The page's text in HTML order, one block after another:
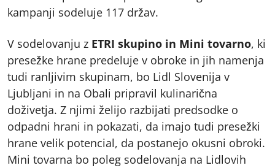
kampanji sodeluje 117 držav.
V sodelovanju z ETRI skupino in Mini tovarno, ki
presežke hrane predeluje v obroke in jih namenja
tudi ranljivim skupinam, bo Lidl Slovenija v
Ljubljani in na Obali pripravil kulinarična
doživetja. Z njimi želijo razbijati predsodke o
odpadni hrani in pokazati, da imajo tudi presežki
hrane velik potencial, da postanejo okusni obroki.
Mini tovarna bo poleg sodelovanja na Lidlovih